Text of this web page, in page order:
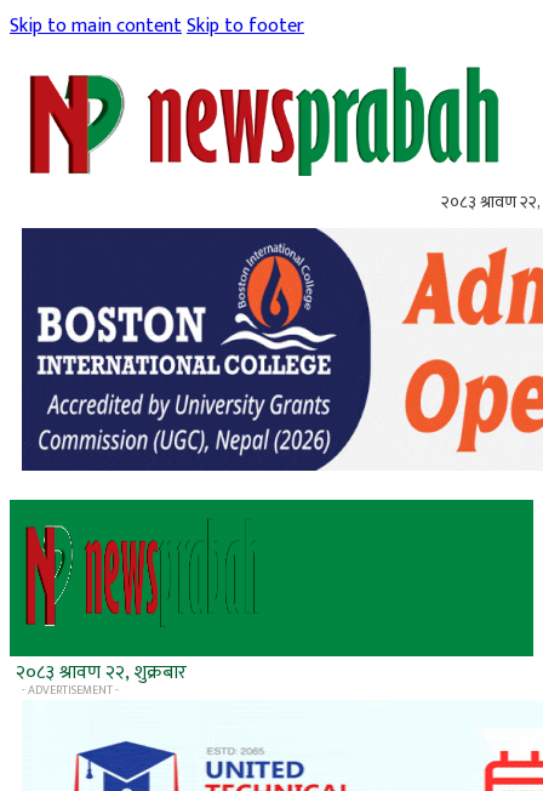
Skip to main contentSkip to footer
२०८३ श्रावण २२,
२०८३ श्रावण २२, शुक्रबार
- ADVERTISEMENT -